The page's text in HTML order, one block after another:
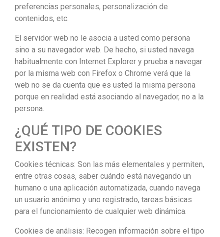
preferencias personales, personalización de
contenidos, etc.
El servidor web no le asocia a usted como persona
sino a su navegador web. De hecho, si usted navega
habitualmente con Internet Explorer y prueba a navegar
por la misma web con Firefox o Chrome verá que la
web no se da cuenta que es usted la misma persona
porque en realidad está asociando al navegador, no a la
persona.
¿QUÉ TIPO DE COOKIES
EXISTEN?
Cookies técnicas: Son las más elementales y permiten,
entre otras cosas, saber cuándo está navegando un
humano o una aplicación automatizada, cuando navega
un usuario anónimo y uno registrado, tareas básicas
para el funcionamiento de cualquier web dinámica.
Cookies de análisis: Recogen información sobre el tipo